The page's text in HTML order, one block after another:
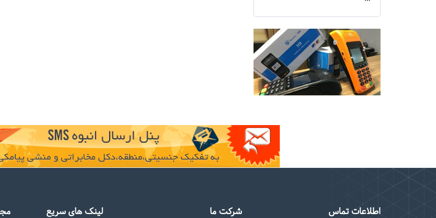
اطلاعات تماس شرکت ما لینک های سریع